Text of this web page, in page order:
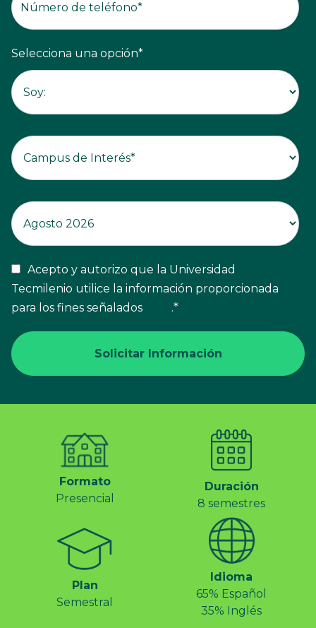
Selecciona una opción*
Acepto y autorizo que la Universidad
Tecmilenio utilice la información proporcionada
para los fines señalados
.*
Formato
Presencial
Duración
8 semestres
Plan
Semestral
Idioma
65% Español
35% Inglés